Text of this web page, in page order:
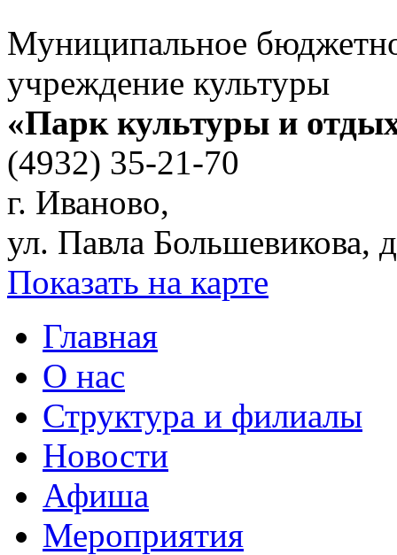
Муниципальное
учреждение культуры
«Парк культуры и
(4932) 35-21-70
г. Иваново,
ул. Павла Большевикова,
Показать на карте
Главная
О нас
Структура и филиалы
Новости
Афиша
Мероприятия